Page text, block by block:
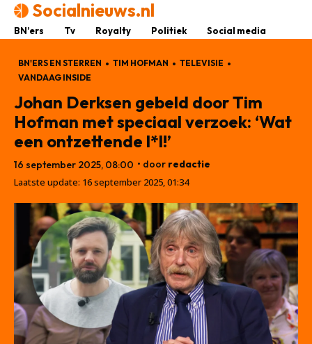
Socialnieuws.nl
BN’ers Tv Royalty Politiek Social media
BN'ERS EN STERREN TIM HOFMAN
TELEVISIE
VANDAAG INSIDE
Johan Derksen gebeld door Tim
Hofman met speciaal verzoek: ‘Wat
een ontzettende l*l!’
16 september 2025, 08:00 • door redactie
Laatste update: 16 september 2025, 01:34